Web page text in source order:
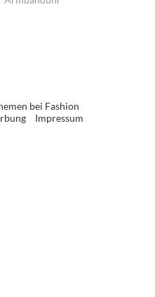
bei Fashion
Impressum